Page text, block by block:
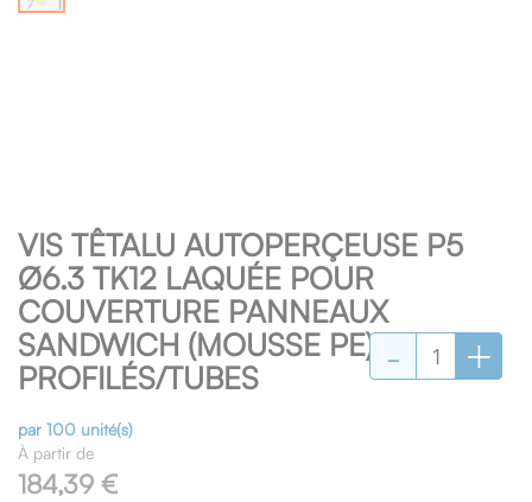
VIS TÊTALU AUTOPERÇEUSE P5
Ø6.3 TK12 LAQUÉE POUR
COUVERTURE PANNEAUX
SANDWICH (MOUSSE PE) SUR
PROFILÉS/TUBES
par 100 unité(s)
À partir de
184,39 €
- +
to
the
beginning
of
the
images
gallery